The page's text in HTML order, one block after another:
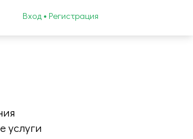
Вход • Регистрация
услуги